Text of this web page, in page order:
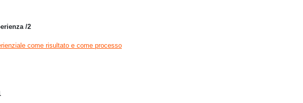
/2
come risultato e come processo